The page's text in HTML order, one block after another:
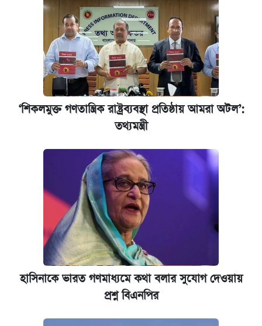
‘শিকলমুক্ত গণতান্ত্রিক রাষ্ট্রব্যবস্থা প্রতিষ্ঠায় আমরা অটল’:
তথ্যমন্ত্রী
হাসিনাকে ভারত গণমাধ্যমে কথা বলার সুযোগ দেওয়ায়
প্রশ্ন বিএনপির